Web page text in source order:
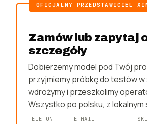
Zamów lub zapytaj
szczegóły
Dobierzemy model pod Twój
przyjmiemy próbkę do testów
wdrożymy i przeszkolimy
Wszystko po polsku, z lokalnym
TELEFON E-MAIL